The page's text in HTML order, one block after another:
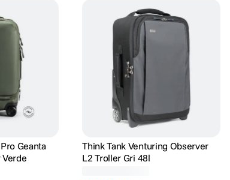
Geanta
Think Tank Venturing Observer
L2 Troller Gri 48l